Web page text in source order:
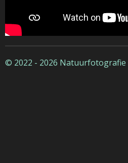
© 2022 - 2026 Natuurfotografie